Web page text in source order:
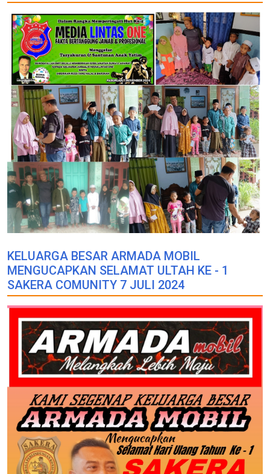
KELUARGA BESAR ARMADA MOBIL
MENGUCAPKAN SELAMAT ULTAH KE - 1
SAKERA COMUNITY 7 JULI 2024